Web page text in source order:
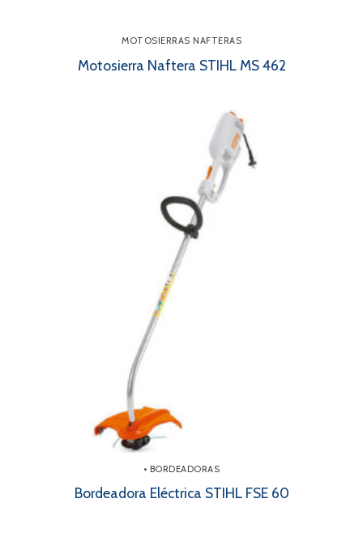
MOTOSIERRAS NAFTERAS
Motosierra Naftera STIHL MS 462
• BORDEADORAS
Bordeadora Eléctrica STIHL FSE 60